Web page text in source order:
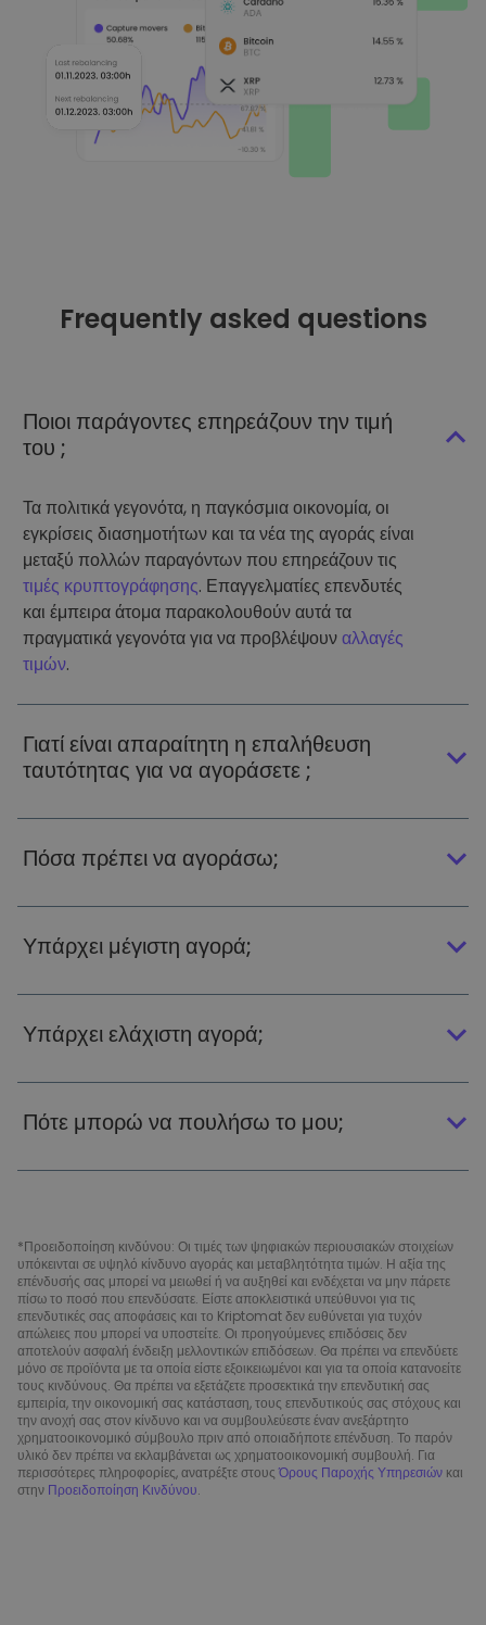
Frequently asked questions
Ποιοι παράγοντες επηρεάζουν την τιμή
του ;
Τα πολιτικά γεγονότα, η παγκόσμια οικονομία, οι
εγκρίσεις διασημοτήτων και τα νέα της αγοράς είναι
μεταξύ πολλών παραγόντων που επηρεάζουν τις
τιμές κρυπτογράφησης. Επαγγελματίες επενδυτές
και έμπειρα άτομα παρακολουθούν αυτά τα
πραγματικά γεγονότα για να προβλέψουναλλαγές
τιμών.
Γιατί είναι απαραίτητη η επαλήθευση
ταυτότητας για να αγοράσετε ;
Πόσα πρέπει να αγοράσω;
Υπάρχει μέγιστη αγορά;
Υπάρχει ελάχιστη αγορά;
Πότε μπορώ να πουλήσω το μου;
*Προειδοποίηση κινδύνου: Οι τιμές των ψηφιακών περιουσιακών στοιχείων
υπόκεινται σε υψηλό κίνδυνο αγοράς και μεταβλητότητα τιμών. Η αξία της
επένδυσής σας μπορεί να μειωθεί ή να αυξηθεί και ενδέχεται να μην πάρετε
πίσω το ποσό που επενδύσατε. Είστε αποκλειστικά υπεύθυνοι για τις
επενδυτικές σας αποφάσεις και το Kriptomat δεν ευθύνεται για τυχόν
απώλειες που μπορεί να υποστείτε. Οι προηγούμενες επιδόσεις δεν
αποτελούν ασφαλή ένδειξη μελλοντικών επιδόσεων. Θα πρέπει να επενδύετε
μόνο σε προϊόντα με τα οποία είστε εξοικειωμένοι και για τα οποία κατανοείτε
τους κινδύνους. Θα πρέπει να εξετάζετε προσεκτικά την επενδυτική σας
εμπειρία, την οικονομική σας κατάσταση, τους επενδυτικούς σας στόχους και
την ανοχή σας στον κίνδυνο και να συμβουλεύεστε έναν ανεξάρτητο
χρηματοοικονομικό σύμβουλο πριν από οποιαδήποτε επένδυση. Το παρόν
υλικό δεν πρέπει να εκλαμβάνεται ως χρηματοοικονομική συμβουλή. Για
περισσότερες πληροφορίες, ανατρέξτε στουςΌρους Παροχής Υπηρεσιών και
στην Προειδοποίηση Κινδύνου.